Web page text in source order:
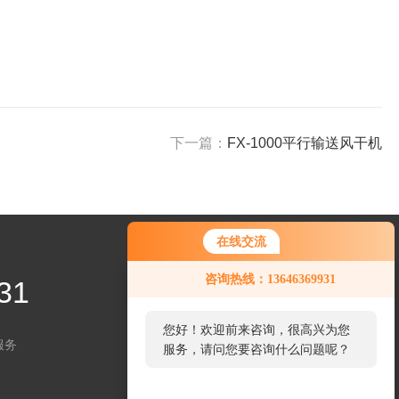
在线交流
咨询热线：13646369931
您好！欢迎前来咨询，很高兴为您
服务，请问您要咨询什么问题呢？
下一篇： FX-1000平行输送风干机
务
关注微信